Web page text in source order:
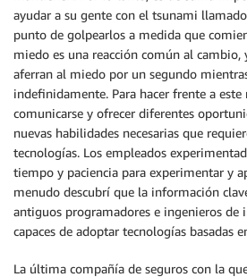
ayudar a su gente con el tsunami llamado
punto de golpearlos a medida que
miedo es una reacción común al cambio,
aferran al miedo por un segundo
indefinidamente. Para hacer frente a
comunicarse y ofrecer diferentes
nuevas habilidades necesarias que
tecnologías. Los empleados
tiempo y paciencia para experimentar y
menudo descubrí que la información
antiguos programadores e ingenieros de
capaces de adoptar tecnologías basadas
La última compañía de seguros con la